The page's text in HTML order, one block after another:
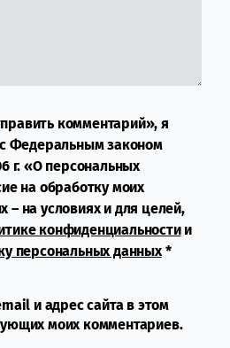
комментарий», я
Федеральным законом
г. «О персональных
на обработку моих
– на условиях и для целей,
конфиденциальностии
персональных данных*
и адрес сайта в этом
моих комментариев.